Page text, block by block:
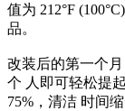
值为 212°F
品。
改装后的第一个
个 人即可轻松提
75%，清洁 时间